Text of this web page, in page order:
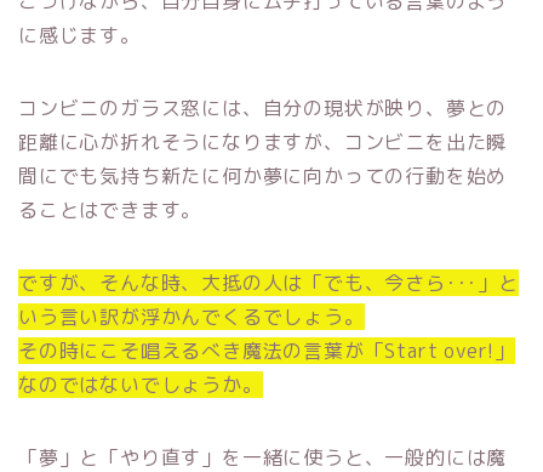
に感じます。
コンビニのガラス窓には、自分の現状が映り、夢との
距離に心が折れそうになりますが、コンビニを出た瞬
間にでも気持ち新たに何か夢に向かっての行動を始め
ることはできます。
ですが、そんな時、大抵の人は「でも、今さら･･･」と
いう言い訳が浮かんでくるでしょう。
その時にこそ唱えるべき魔法の言葉が「Start over!」
なのではないでしょうか。
「夢」と「やり直す」を一緒に使うと、一般的には魔